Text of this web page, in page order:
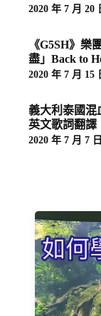
2020 年 7 月 20
《G5SH》樂
盡」Back to
2020 年 7 月 15
義大利泰國混
英文歌詞翻譯
2020 年 7 月 7 日